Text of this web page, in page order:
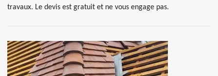
travaux. Le devis est gratuit et ne vous engage pas.